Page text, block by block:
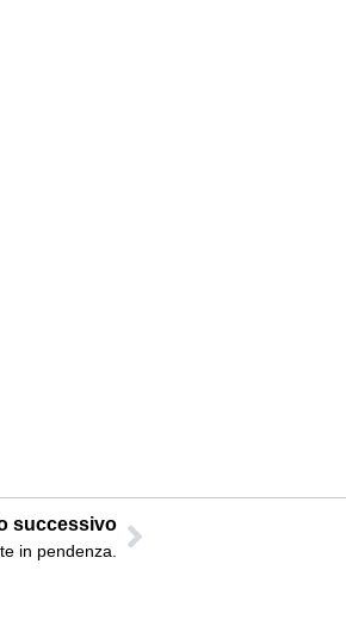
successivo
in pendenza.